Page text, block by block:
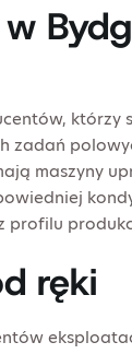
zadań
maszyny
profilu
ręki